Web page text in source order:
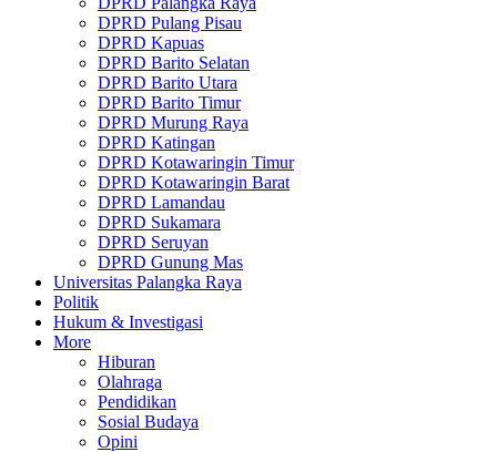
DPRD Pulang Pisau
DPRD Kapuas
DPRD Barito Selatan
DPRD Barito Utara
DPRD Barito Timur
DPRD Murung Raya
DPRD Katingan
DPRD Kotawaringin Timur
DPRD Kotawaringin Barat
DPRD Lamandau
DPRD Sukamara
DPRD Seruyan
DPRD Gunung Mas
Universitas Palangka Raya
Politik
Hukum & Investigasi
More
Hiburan
Olahraga
Pendidikan
Sosial Budaya
Opini